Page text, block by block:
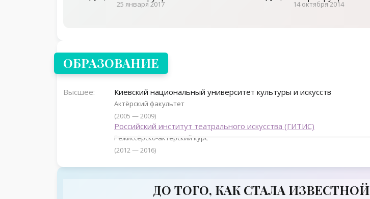
25 января 2017 14 октября 2014
ОБРАЗОВАНИЕ
Высшее: Киевский национальный университет культуры и искусств
Актёрский факультет
(2005 — 2009)
Российский институт театрального искусства (ГИТИС)
Режиссёрско-актерский курс
(2012 — 2016)
ДО ТОГО, КАК СТАЛА ИЗВЕСТНОЙ